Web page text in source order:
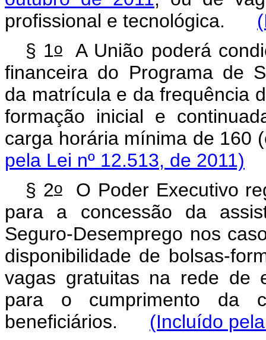
profissional e tecnológica.
§ 1oA União poderá
financeira do Programa de
da matrícula e da frequência
formação inicial e
carga horária mínima de
pela Lei nº 12.513, de 2011)
§ 2oO Poder Executivo
para a concessão da
Seguro-Desemprego nos
disponibilidade de bolsas-
vagas gratuitas na rede de
para o cumprimento da
beneficiários. (Incluído